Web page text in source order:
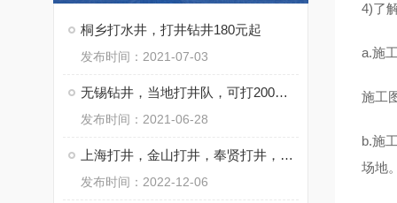
桐乡打水井，打井钻井180元起
发布时间：2021-07-03
无锡钻井，当地打井队，可打200米深水井
发布时间：2021-06-28
上海打井，金山打井，奉贤打井，松江打井，青浦打井
发布时间：2022-12-06
4)了
a.施
施工
b.施
场地